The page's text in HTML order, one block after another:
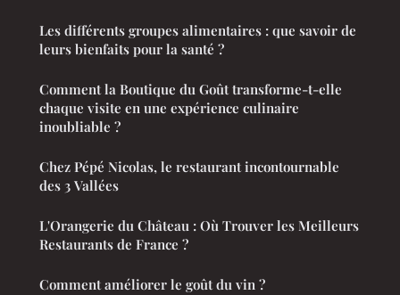
Les différents groupes alimentaires : que savoir de
leurs bienfaits pour la santé ?
Comment la Boutique du Goût transforme-t-elle
chaque visite en une expérience culinaire
inoubliable ?
Chez Pépé Nicolas, le restaurant incontournable
des 3 Vallées
L'Orangerie du Château : Où Trouver les Meilleurs
Restaurants de France ?
Comment améliorer le goût du vin ?